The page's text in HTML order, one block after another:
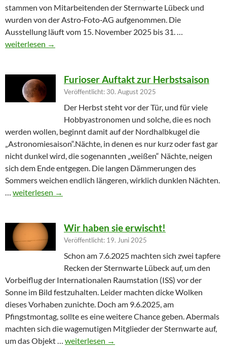
stammen von Mitarbeitenden der Sternwarte Lübeck und
wurden von der Astro‑Foto‑AG aufgenommen. Die
Ausstellung läuft vom 15. November 2025 bis 31. …
Zwischen Wort und Weltall – Abheben erwünscht!
weiterlesen →
Furioser Auftakt zur Herbstsaison
Veröffentlicht: 30. August 2025
Der Herbst steht vor der Tür, und für viele
Hobbyastronomen und solche, die es noch
werden wollen, beginnt damit auf der Nordhalbkugel die
„Astronomiesaison“.Nächte, in denen es nur kurz oder fast gar
nicht dunkel wird, die sogenannten „weißen“ Nächte, neigen
sich dem Ende entgegen. Die langen Dämmerungen des
Sommers weichen endlich längeren, wirklich dunklen Nächten.
… Furioser Auftakt zur Herbstsaison
weiterlesen →
Wir haben sie erwischt!
Veröffentlicht: 19. Juni 2025
Schon am 7.6.2025 machten sich zwei tapfere
Recken der Sternwarte Lübeck auf, um den
Vorbeiflug der Internationalen Raumstation (ISS) vor der
Sonne im Bild festzuhalten. Leider machten dicke Wolken
dieses Vorhaben zunichte. Doch am 9.6.2025, am
Pfingstmontag, sollte es eine weitere Chance geben. Abermals
machten sich die wagemutigen Mitglieder der Sternwarte auf,
um das Objekt … Wir haben sie erwischt!
weiterlesen →